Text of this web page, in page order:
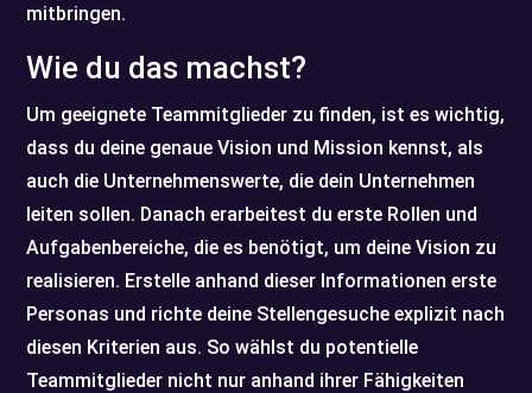
mitbringen.
Wie du das machst?
Um geeignete Teammitglieder zu finden, ist es wichtig,
dass du deine genaue Vision und Mission kennst, als
auch die Unternehmenswerte, die dein Unternehmen
leiten sollen. Danach erarbeitest du erste Rollen und
Aufgabenbereiche, die es benötigt, um deine Vision zu
realisieren. Erstelle anhand dieser Informationen erste
Personas und richte deine Stellengesuche explizit nach
diesen Kriterien aus. So wählst du potentielle
Teammitglieder nicht nur anhand ihrer Fähigkeiten